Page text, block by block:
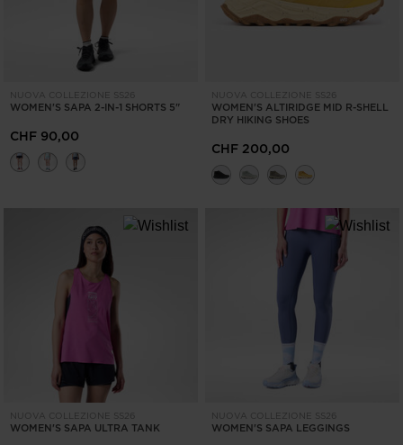
NUOVA COLLEZIONE SS26
WOMEN'S SAPA 2-IN-1 SHORTS 5"
CHF 90,00
NUOVA COLLEZIONE SS26
WOMEN'S ALTIRIDGE MID R-SHELL
DRY HIKING SHOES
CHF 200,00
NUOVA COLLEZIONE SS26
WOMEN'S SAPA ULTRA TANK
NUOVA COLLEZIONE SS26
WOMEN'S SAPA LEGGINGS